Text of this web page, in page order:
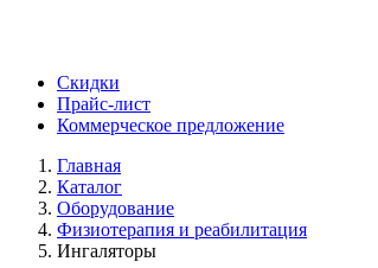
Скидки
Прайс-лист
Коммерческое предложение
Главная
Каталог
Оборудование
Физиотерапия и реабилитация
Ингаляторы